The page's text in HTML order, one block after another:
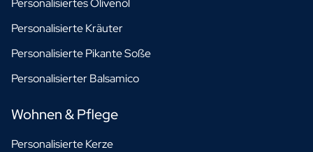
Personalisierte Kräuter
Personalisierte Pikante Soße
Personalisierter Balsamico
Wohnen & Pflege
Personalisierte Kerze